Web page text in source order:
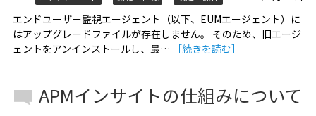
エンドユーザー監視エージェント（以下、EUMエージェント）に
はアップグレードファイルが存在しません。 そのため、旧エージ
ェントをアンインストールし、最…
［続きを読む］
APMインサイトの仕組みについて